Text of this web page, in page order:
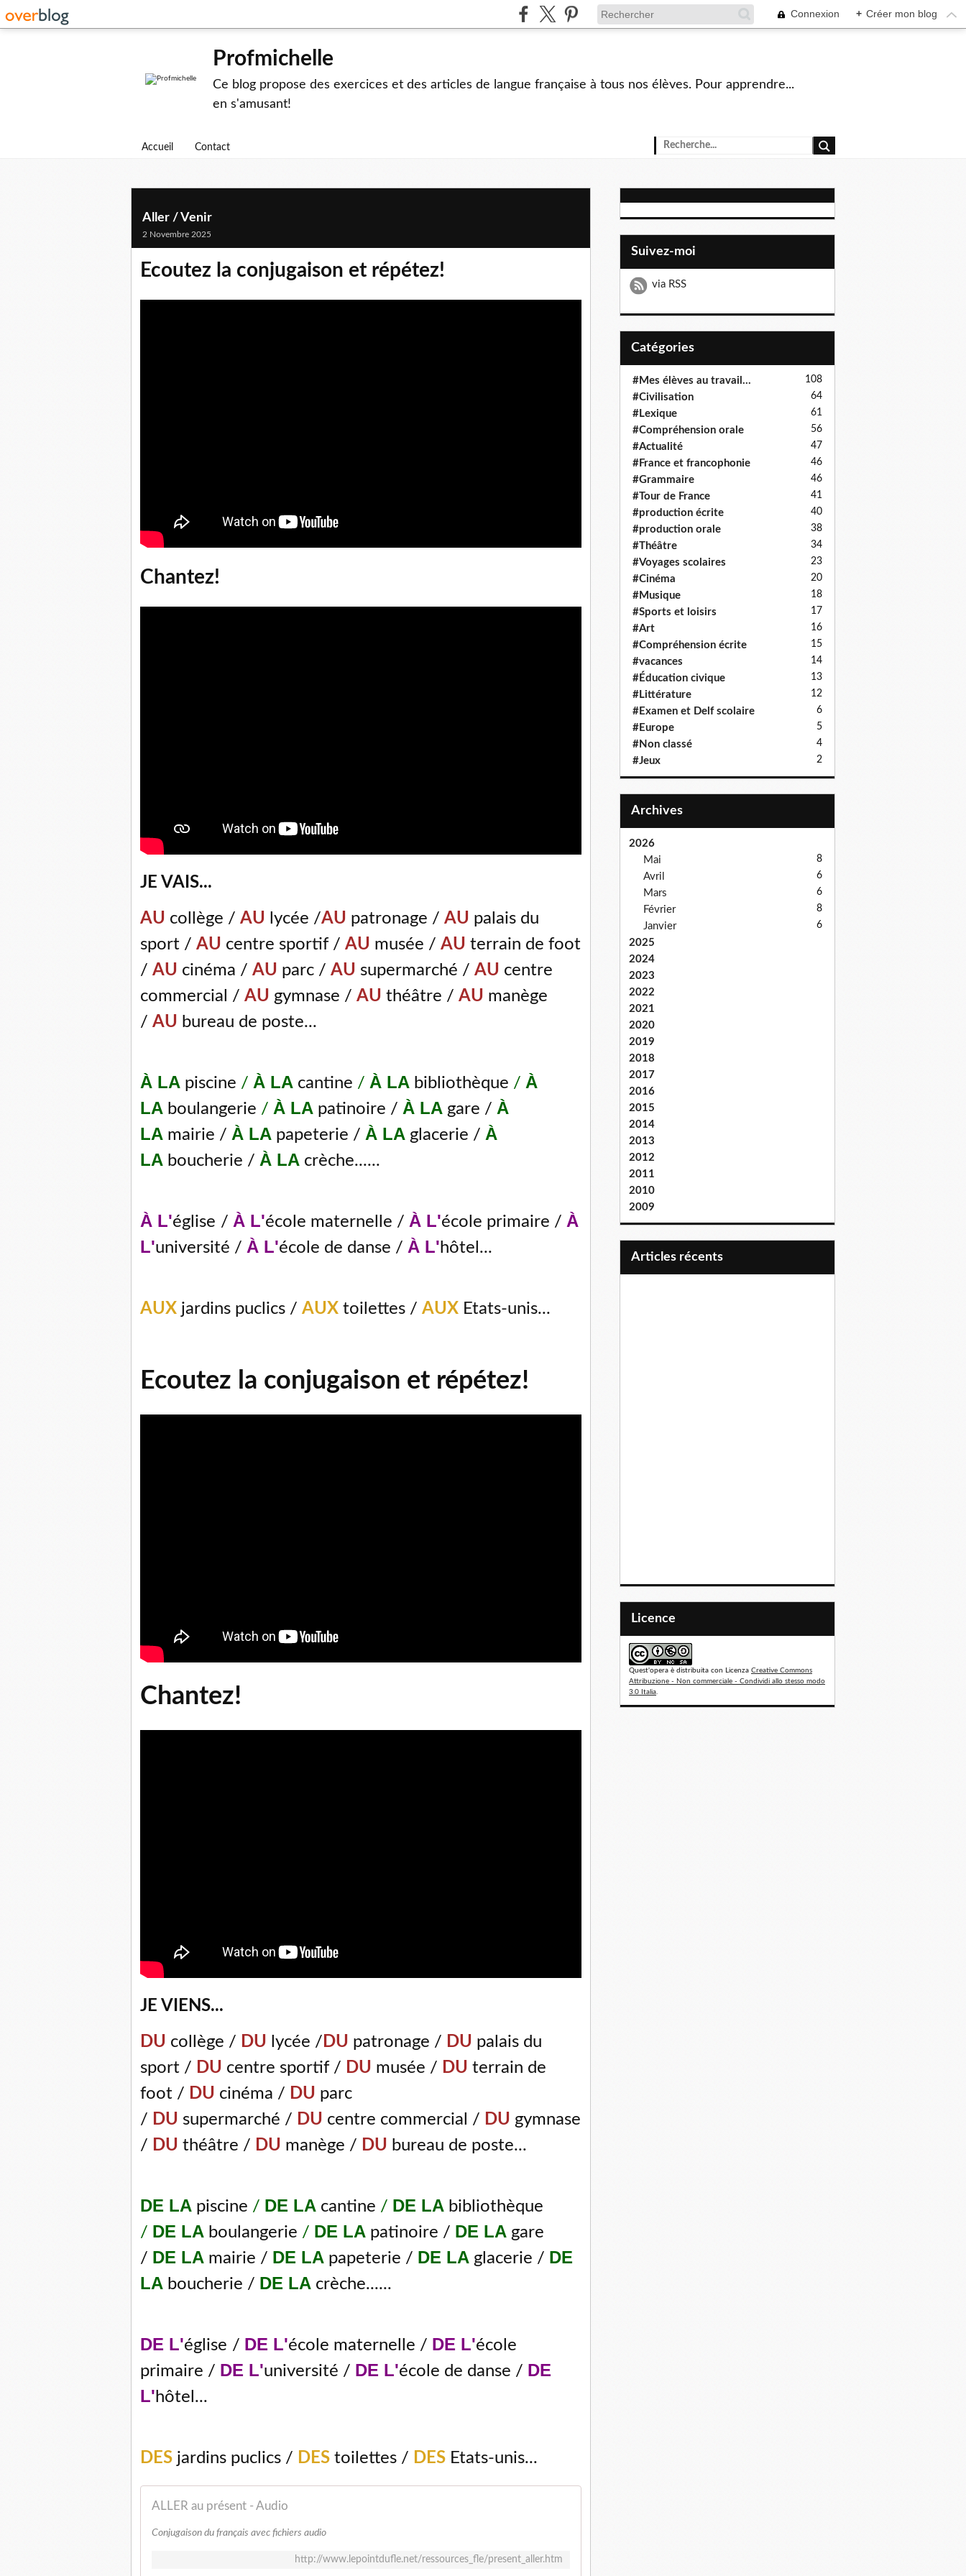
Connexion + Créer mon blog
Profmichelle
Ce blog propose des exercices et des articles de langue française à tous nos élèves. Pour apprendre...
en s'amusant!
Accueil Contact
Aller / Venir
2 Novembre 2025
Ecoutez la conjugaison et répétez!
Chantez!
JE VAIS...
AU collège / AU lycée /AU patronage / AU palais du
sport / AU centre sportif / AU musée / AU terrain de foot
/ AU cinéma / AU parc / AU supermarché / AU centre
commercial / AU gymnase / AU théâtre / AU manège
/ AU bureau de poste...
À LA piscine / À LA cantine / À LA bibliothèque / À
LA boulangerie / À LA patinoire / À LA gare / À
LA mairie / À LA papeterie / À LA glacerie / À
LA boucherie / À LA crèche......
À L'église / À L'école maternelle / À L'école primaire / À
L'université / À L'école de danse / À L'hôtel...
AUX jardins puclics / AUX toilettes / AUX Etats-unis...
Ecoutez la conjugaison et répétez!
Chantez!
JE VIENS...
DU collège / DU lycée / DU patronage / DU palais du
sport / DU centre sportif / DU musée / DU terrain de
foot / DU cinéma / DU parc
/ DU supermarché / DU centre commercial / DU gymnase
/ DU théâtre / DU manège / DU bureau de poste...
DE LA piscine / DE LA cantine / DE LA bibliothèque
/ DE LA boulangerie / DE LA patinoire / DE LA gare
/ DE LA mairie / DE LA papeterie / DE LA glacerie / DE
LA boucherie / DE LA crèche......
DE L'église / DE L'école maternelle / DE L'école
primaire / DE L'université / DE L'école de danse / DE
L'hôtel...
DES jardins puclics / DES toilettes / DES Etats-unis...
ALLER au présent - Audio
Conjugaison du français avec fichiers audio
http://www.lepointdufle.net/ressources_fle/present_aller.htm
Suivez-moi
via RSS
Catégories
#Mes élèves au travail... 108
#Civilisation 64
#Lexique 61
#Compréhension orale 56
#Actualité 47
#France et francophonie 46
#Grammaire 46
#Tour de France 41
#production écrite 40
#production orale 38
#Théâtre 34
#Voyages scolaires 23
#Cinéma 20
#Musique 18
#Sports et loisirs 17
#Art 16
#Compréhension écrite 15
#vacances 14
#Éducation civique 13
#Littérature 12
#Examen et Delf scolaire 6
#Europe 5
#Non classé 4
#Jeux 2
Archives
2026
Mai
8
Avril 6
Mars 6
Février 8
Janvier 6
2025
2024
2023
2022
2021
2020
2019
2018
2017
2016
2015
2014
2013
2012
2011
2010
2009
articles récents
Licence
Quest'opera è distribuita con Licenza Creative Commons
Attribuzione - Non commerciale - Condividi allo stesso modo
3.0 Italia.